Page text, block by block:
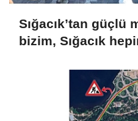
Sığacık’tan güçlü
bizim, Sığacık